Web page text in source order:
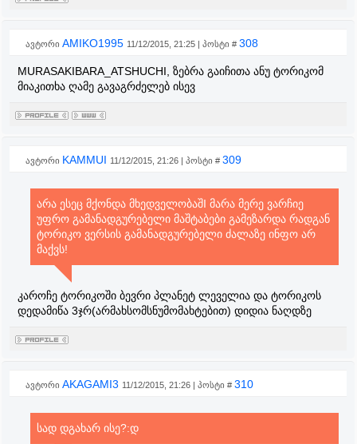
ავტორი AMIKO1995 11/12/2015, 21:25 | პოსტი # 308
MURASAKIBARA_ATSHUCHI, ზებრა გაიჩითა ანუ ტორიკომ
მიაკითხა ღამე გავაგრძელებ ისევ
ავტორი KAMMUI 11/12/2015, 21:26 | პოსტი # 309
არა ესეც მქონდა მხედველობაშI მარა მერე ვარჩიე
უფრო გამანადგურებელი მაშტაბები გამეზარდა რადგან
ტორიკო ვერსის გამანადგურებელი ძალაზე ინფო არ
მაქვს!
კაროჩე ტორიკოში ბევრი პლანეტ ლეველია და ტორიკოს
დედამიწა 3ჯრ(არმახსომსნუმომახტებით) დიდია ნაღდზე
ავტორი AKAGAMI3 11/12/2015, 21:26 | პოსტი # 310
სად დგახარ ისე?:დ